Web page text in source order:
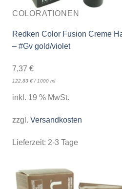
COLORATIONEN
Redken Color Fusion Creme
– #Gv gold/violet
7,37 €
122,83 €/ 1000 ml
inkl. 19 % MwSt.
zzgl. Versandkosten
Lieferzeit: 2-3 Tage